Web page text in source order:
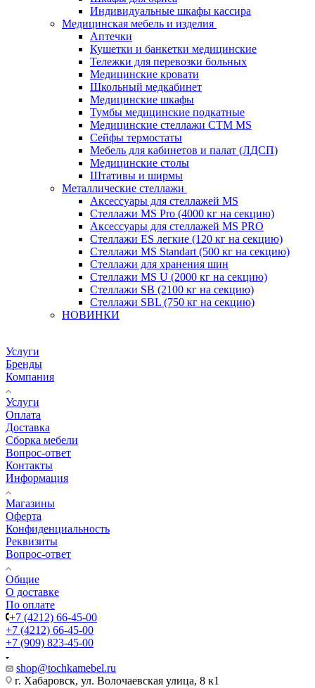
Индивидуальные шкафы кассира
Медицинская мебель и изделия
Аптечки
Кушетки и банкетки медицинские
Тележки для перевозки больных
Медицинские кровати
Школьный медкабинет
Медицинские шкафы
Тумбы медицинские подкатные
Медицинские стеллажи CTM MS
Сейфы термостаты
Мебель для кабинетов и палат (ЛДСП)
Медицинские столы
Штативы и ширмы
Металлические стеллажи
Аксессуары для стеллажей MS
Стеллажи MS Pro (4000 кг на секцию)
Аксессуары для стеллажей MS PRO
Стеллажи ES легкие (120 кг на секцию)
Стеллажи MS Standart (500 кг на секцию)
Стеллажи для хранения шин
Стеллажи MS U (2000 кг на секцию)
Стеллажи SB (2100 кг на секцию)
Стеллажи SBL (750 кг на секцию)
НОВИНКИ
Услуги
Бренды
Компания
Услуги
Оплата
Доставка
Сборка мебели
Вопрос-ответ
Контакты
Информация
Магазины
Оферта
Конфиденциальность
Реквизиты
Вопрос-ответ
Общие
О доставке
По оплате
+7 (4212) 66-45-00
+7 (4212) 66-45-00
+7 (909) 823-45-00
shop@tochkamebel.ru
г. Хабаровск, ул. Волочаевская улица, 8 к1